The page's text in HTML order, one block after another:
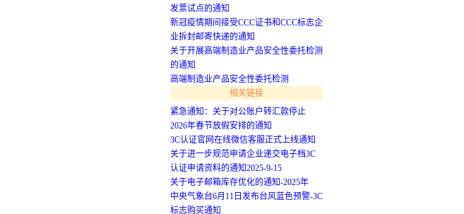
发票试点的通知
新冠疫情期间接受CCC证书和CCC标志企
业拆封邮寄快递的通知
关于开展高端制造业产品安全性委托检测
的通知
高端制造业产品安全性委托检测
相关链接
紧急通知：关于对公账户转汇款停止
2026年春节放假安排的通知
3C认证官网在线微信客服正式上线通知
关于进一步规范申请企业递交电子档3C
认证申请资料的通知2025-9-15
关于电子邮箱库存优化的通知-2025年
中央气象台6月11日发布台风蓝色预警-3C
标志购买通知